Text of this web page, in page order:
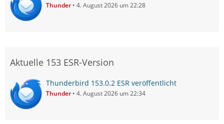
Thunder 4. August 2026 um 22:28
Aktuelle 153 ESR-Version
Thunderbird 153.0.2 ESR veröffentlicht
Thunder 4. August 2026 um 22:34